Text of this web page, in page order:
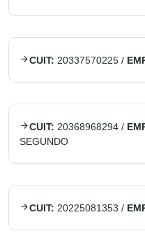
CUIT: 20337570225 /
CUIT: 20368968294 /
SEGUNDO
CUIT: 20225081353 /